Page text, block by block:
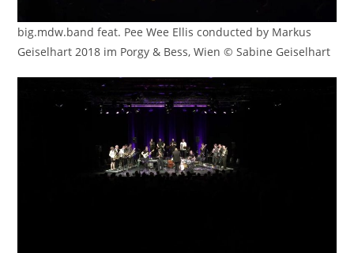
big.mdw.band feat. Pee Wee Ellis conducted by Markus
Geiselhart 2018 im Porgy & Bess, Wien © Sabine Geiselhart